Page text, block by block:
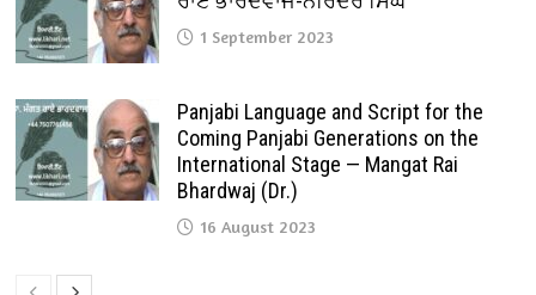
1 September 2023
Panjabi Language and Script for the
Coming Panjabi Generations on the
International Stage — Mangat Rai
Bhardwaj (Dr.)
16 August 2023